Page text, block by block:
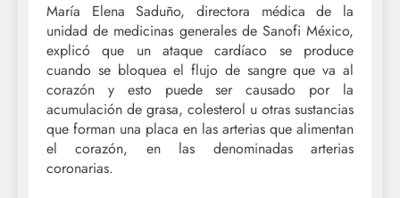
María Elena Saduño, directora médica de la
unidad de medicinas generales de Sanofi México,
explicó que un ataque cardíaco se produce
cuando se bloquea el flujo de sangre que va al
corazón y esto puede ser causado por la
acumulación de grasa, colesterol u otras sustancias
que forman una placa en las arterias que alimentan
el corazón, en las denominadas arterias
coronarias.